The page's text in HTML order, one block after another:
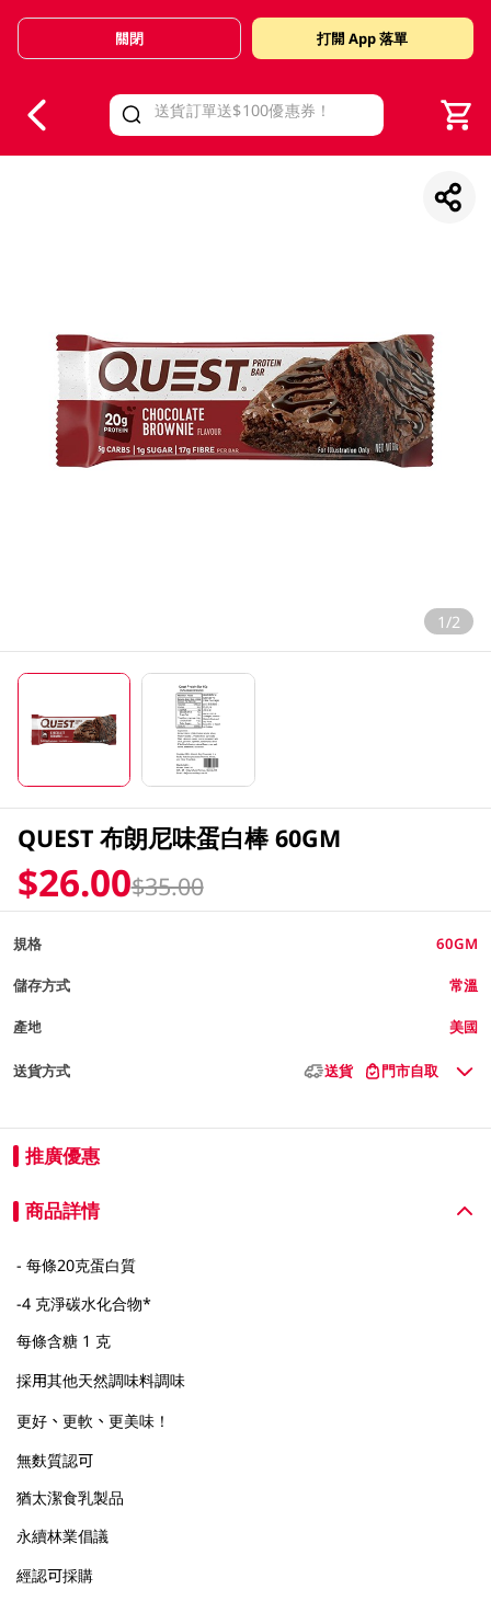
Valid Until 30 June 2026
關閉 打開 App 落單
1/2
QUEST 布朗尼味蛋白棒 60GM
$26.00$35.00
規格 60GM
儲存方式 常溫
產地 美國
送貨方式 送貨 門市自取
推廣優惠
商品詳情
- 每條20克蛋白質
-4 克淨碳水化合物*
每條含糖 1 克
採用其他天然調味料調味
更好、更軟、更美味！
無麩質認可
猶太潔食乳製品
永續林業倡議
經認可採購